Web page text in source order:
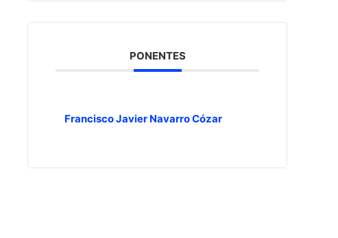
PONENTES
Francisco Javier Navarro Cózar